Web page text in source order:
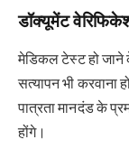
डॉक्यूमेंट
मेडिकल टेस्ट हो जाने
सत्यापन भी करवाना
पात्रता मानदंड के
होंगे।